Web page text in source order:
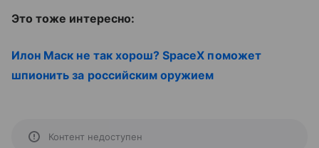
Это тоже интересно:
Илон Маск не так хорош? SpaceX поможет
шпионить за российским оружием
Контент недоступен